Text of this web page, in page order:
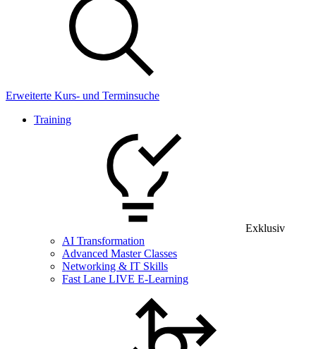
Erweiterte Kurs- und Terminsuche
Training
Exklusiv
AI Transformation
Advanced Master Classes
Networking & IT Skills
Fast Lane LIVE E-Learning